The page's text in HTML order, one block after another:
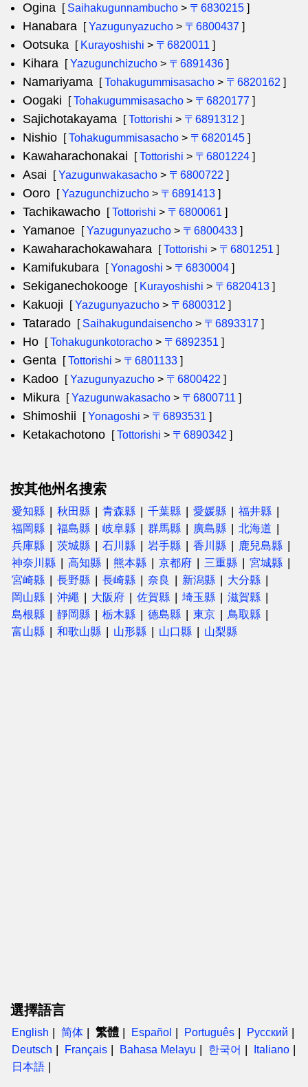
Ogina [ Saihakugunnambucho > 〒6830215 ]
Hanabara [Yazugunyazucho > 〒6800437 ]
Ootsuka [ Kurayoshishi > 〒6820011 ]
Kihara [Yazugunchizucho > 〒6891436 ]
Namariyama [Tohakugummisasacho > 〒6820162 ]
Oogaki [Tohakugummisasacho > 〒6820177 ]
Sajichotakayama [Tottorishi > 〒6891312 ]
Nishio [Tohakugummisasacho > 〒6820145 ]
Kawaharachonakai [Tottorishi > 〒6801224 ]
Asai [Yazugunwakasacho > 〒6800722 ]
Ooro [Yazugunchizucho > 〒6891413 ]
Tachikawacho [Tottorishi > 〒6800061 ]
Yamanoe [Yazugunyazucho > 〒6800433 ]
Kawaharachokawahara [Tottorishi > 〒6801251 ]
Kamifukubara [Yonagoshi > 〒6830004 ]
Sekiganechokooge [ Kurayoshishi > 〒6820413 ]
Kakuoji [Yazugunyazucho > 〒6800312 ]
Tatarado [ Saihakugundaisencho > 〒6893317 ]
Ho [Tohakugunkotoracho > 〒6892351 ]
Genta [Tottorishi > 〒6801133 ]
Kadoo [Yazugunyazucho > 〒6800422 ]
Mikura [Yazugunwakasacho > 〒6800711 ]
Shimoshii [Yonagoshi > 〒6893531 ]
Ketakachotono [Tottorishi > 〒6890342 ]
按其他州名搜索
愛知縣 秋田縣 青森縣 千葉縣 愛媛縣
福井縣
福岡縣
福島縣 岐阜縣 群馬縣 廣島縣
北海道
兵庫縣
茨城縣 石川縣 岩手縣 香川縣
鹿兒島縣
神奈川縣
高知縣 熊本縣 京都府 三重縣
宮城縣
宮崎縣
長野縣 長崎縣 奈良 新潟縣
大分縣
岡山縣
沖繩 大阪府 佐賀縣 埼玉縣
滋賀縣
島根縣
靜岡縣 栃木縣 德島縣 東京
鳥取縣
富山縣
和歌山縣 山形縣 山口縣 山梨縣
選擇語言
English 简体 繁體 Español Português
Русский
Deutsch
Français Bahasa Melayu 한국어
Italiano
日本語